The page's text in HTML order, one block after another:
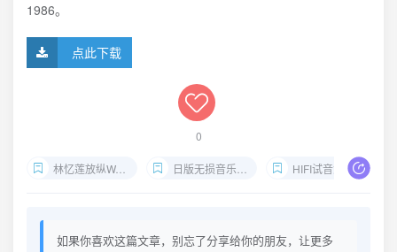
1986。
点此下载
0
林忆莲放纵WAV下载 日版无损音乐资源 HIFI试音女声推荐
如果你喜欢这篇文章，别忘了分享给你的朋友，让更多